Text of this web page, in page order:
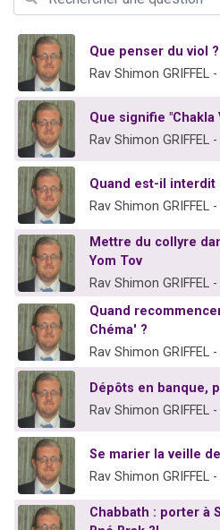
8 personnes viennent
2 personnes viennent de
Que penser du viol ?
Rav Shimon GRIFFEL
Que signifie "Chakla
Rav Shimon GRIFFEL
Quand est-il interdit
Rav Shimon GRIFFEL
Mettre du collyre
Yom Tov
Rav Shimon GRIFFEL
Quand
Chéma' ?
Rav Shimon GRIFFEL
Dépôts en banque,
Rav Shimon GRIFFEL
Se marier la veille
Rav Shimon GRIFFEL
Chabbath : porter à